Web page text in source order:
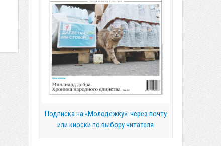
Подписка на «Молодежку»: через почту
или киоски по выбору читателя